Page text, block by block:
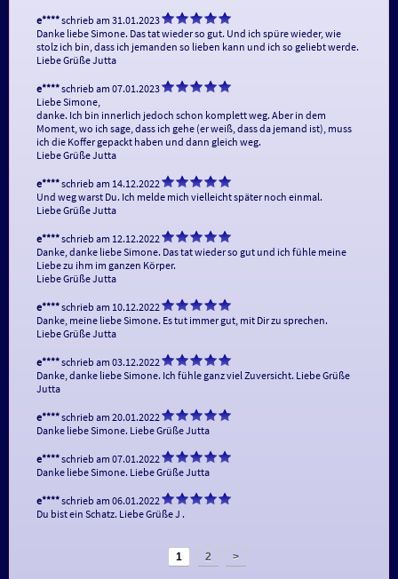
e****schrieb am 31.01.2023
Danke liebe Simone. Das tat wieder so gut. Und ich spüre wieder, wie
stolz ich bin, dass ich jemanden so lieben kann und ich so geliebt werde.
Liebe Grüße Jutta
e****schrieb am 07.01.2023
Liebe Simone,
danke. Ich bin innerlich jedoch schon komplett weg. Aber in dem
Moment, wo ich sage, dass ich gehe (er weiß, dass da jemand ist), muss
ich die Koffer gepackt haben und dann gleich weg.
Liebe Grüße Jutta
e****schrieb am 14.12.2022
Und weg warst Du. Ich melde mich vielleicht später noch einmal.
Liebe Grüße Jutta
e****schrieb am 12.12.2022
Danke, danke liebe Simone. Das tat wieder so gut und ich fühle meine
Liebe zu ihm im ganzen Körper.
Liebe Grüße Jutta
e****schrieb am 10.12.2022
Danke, meine liebe Simone. Es tut immer gut, mit Dir zu sprechen.
Liebe Grüße Jutta
e****schrieb am 03.12.2022
Danke, danke liebe Simone. Ich fühle ganz viel Zuversicht. Liebe Grüße
Jutta
e****schrieb am 20.01.2022
Danke liebe Simone. Liebe Grüße Jutta
e****schrieb am 07.01.2022
Danke liebe Simone. Liebe Grüße Jutta
e****schrieb am 06.01.2022
Du bist ein Schatz. Liebe Grüße J .
1 2 >